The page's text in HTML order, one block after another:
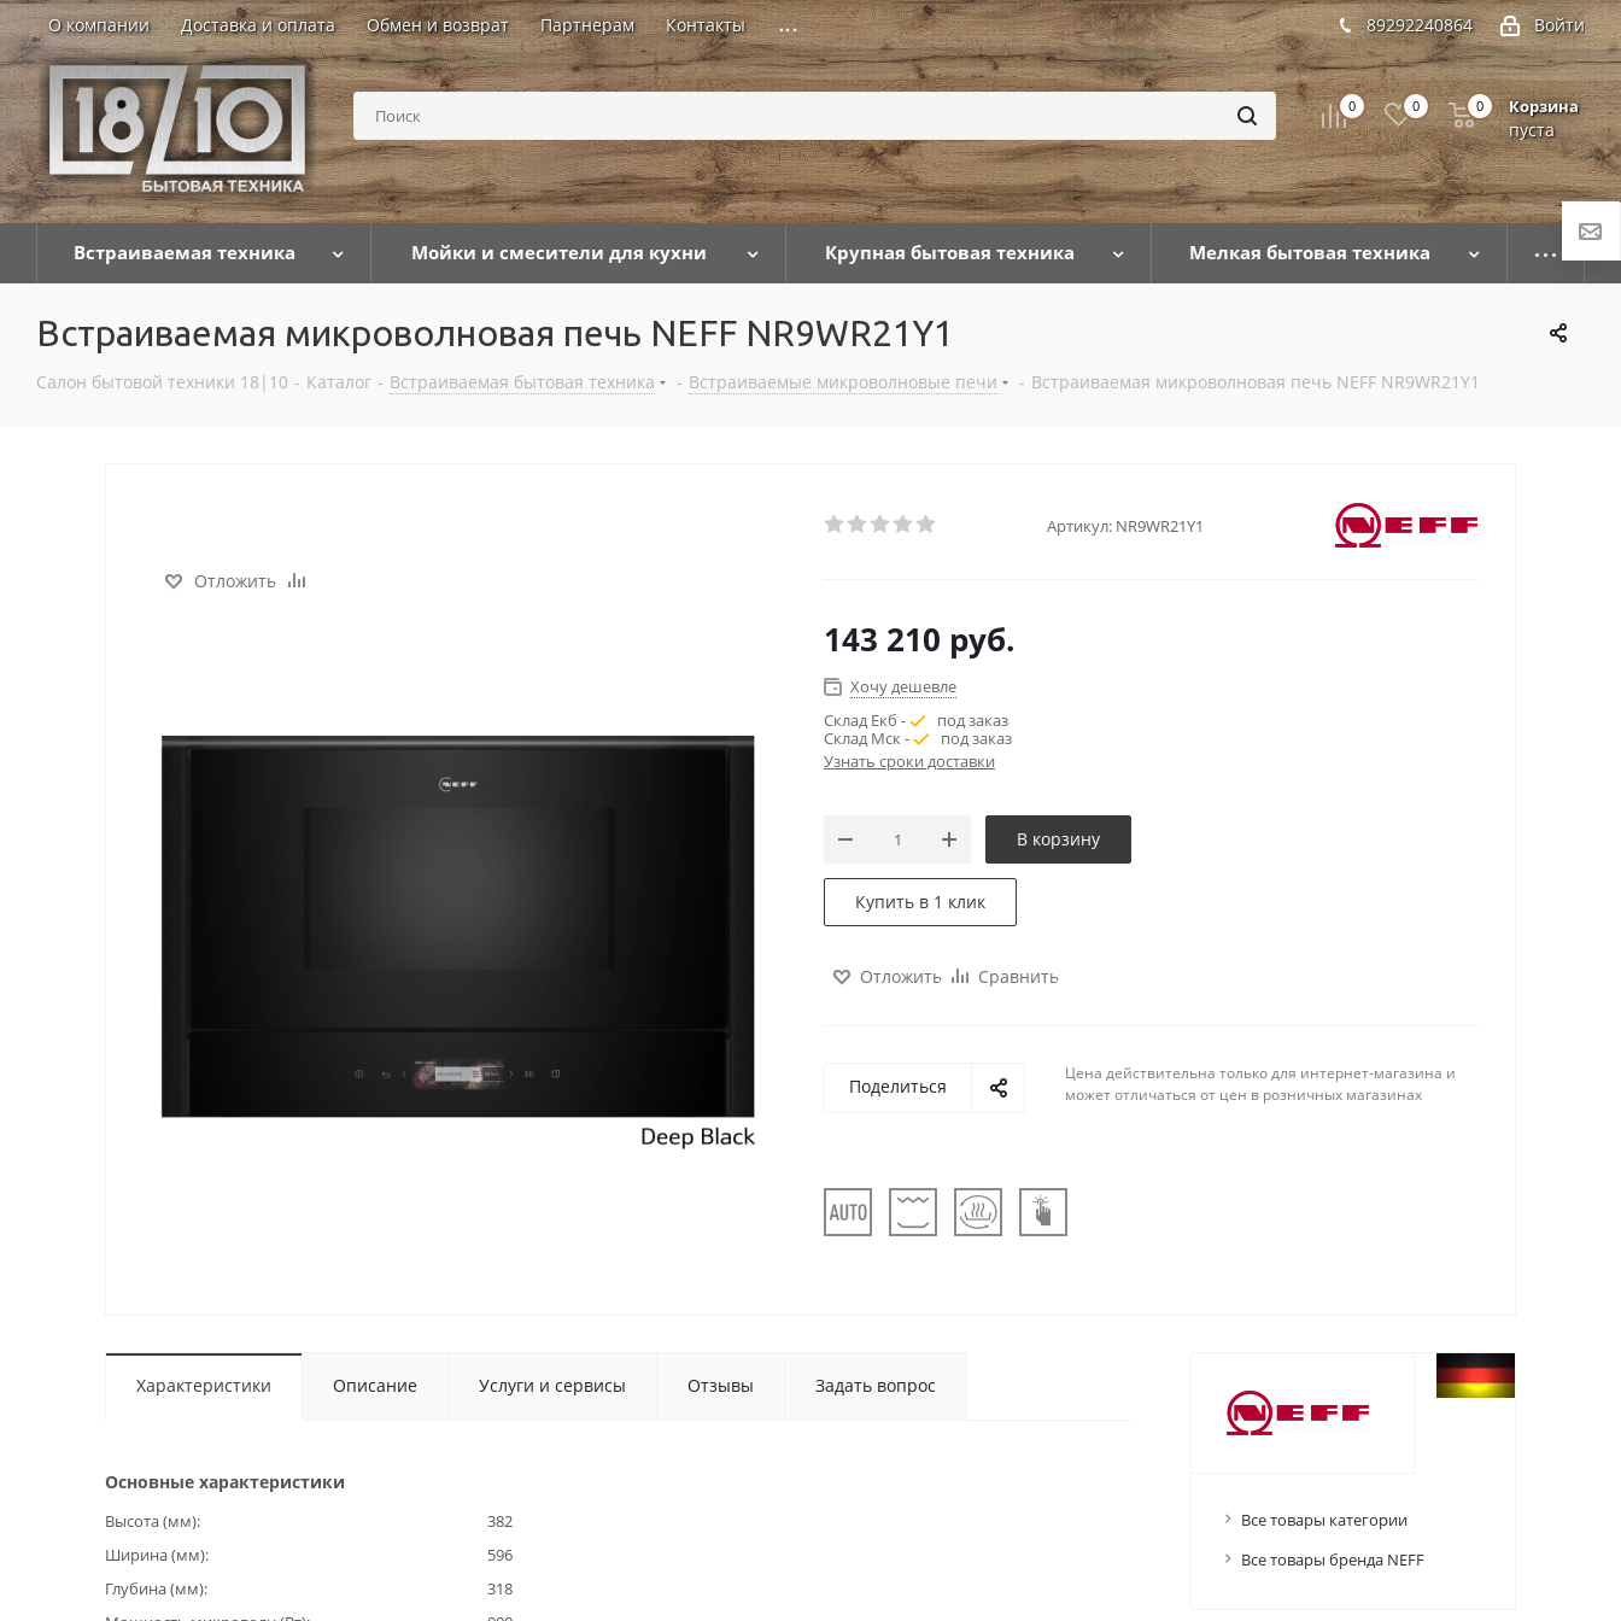
О компании Доставка и оплата Обмен и возврат Партнерам Контакты ... Войти
89292240864
0 0 Корзина
пуста
0
Встраиваемая техника Мойки и смесители для кухни Крупная бытовая техника Мелкая бытовая техника
Встраиваемая микроволновая печь NEFF NR9WR21Y1
Салон бытовой техники 18|10 - Каталог - Встраиваемая бытовая техника - Встраиваемые микроволновые печи - Встраиваемая микроволновая печь NEFF NR9WR21Y1
Отложить
Артикул: NR9WR21Y1
143 210 руб.
Хочу дешевле
Склад Екб -
под заказ
Склад Мск -
под заказ
Узнать сроки доставки
В корзину
Купить в 1 клик
Отложить Сравнить
Поделиться
Цена действительна только для интернет-магазина и
может отличаться от цен в розничных магазинах
Характеристики Описание Услуги и сервисы Отзывы Задать вопрос
Основные характеристики
Высота (мм)
382
Ширина (мм)
596
Глубина (мм)
318
Все товары категории
Все товары бренда NEFF